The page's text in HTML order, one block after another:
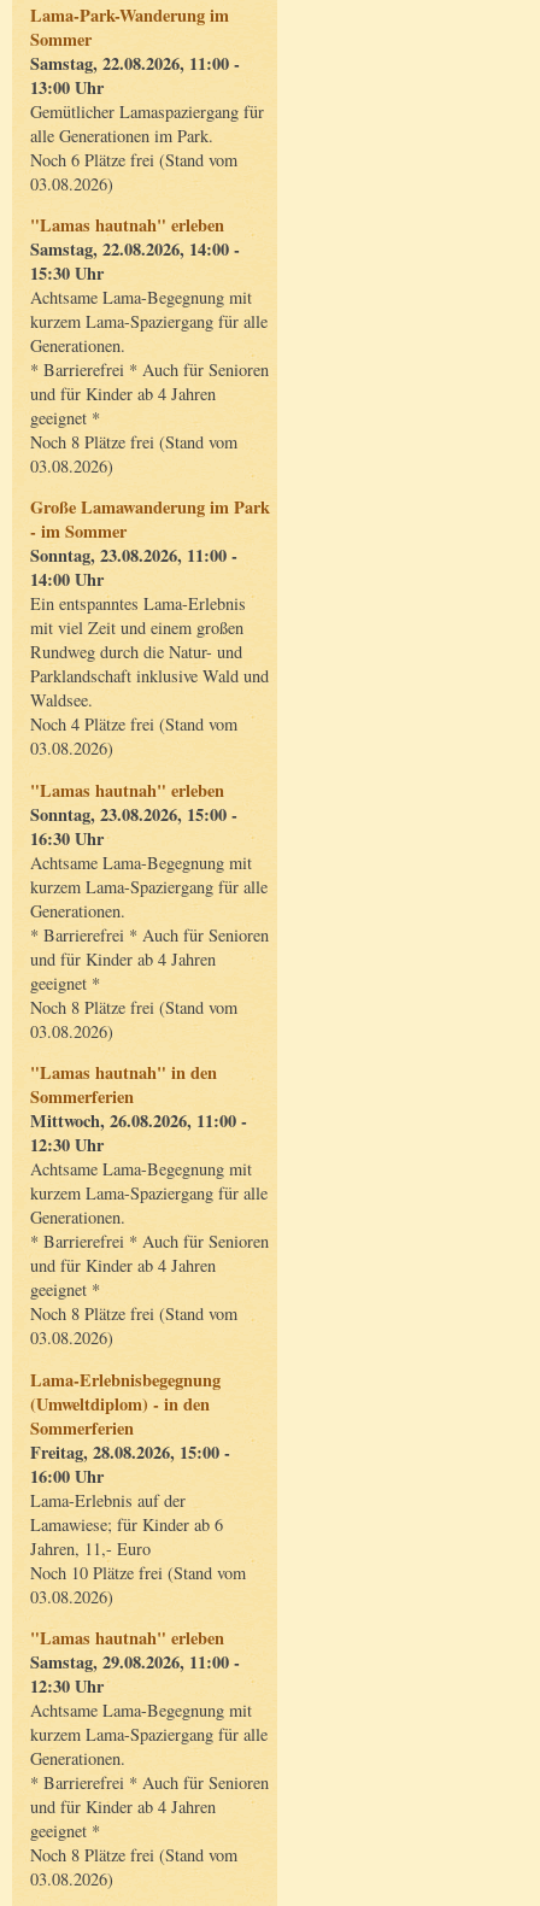
Lama-Park-Wanderung im
Sommer
Samstag, 22.08.2026, 11:00 -
13:00 Uhr
Gemütlicher Lamaspaziergang für
alle Generationen im Park.
Noch 6 Plätze frei (Stand vom
03.08.2026)
"Lamas hautnah" erleben
Samstag, 22.08.2026, 14:00 -
15:30 Uhr
Achtsame Lama-Begegnung mit
kurzem Lama-Spaziergang für alle
Generationen.
* Barrierefrei * Auch für Senioren
und für Kinder ab 4 Jahren
geeignet *
Noch 8 Plätze frei (Stand vom
03.08.2026)
Große Lamawanderung im Park
- im Sommer
Sonntag, 23.08.2026, 11:00 -
14:00 Uhr
Ein entspanntes Lama-Erlebnis
mit viel Zeit und einem großen
Rundweg durch die Natur- und
Parklandschaft inklusive Wald und
Waldsee.
Noch 4 Plätze frei (Stand vom
03.08.2026)
"Lamas hautnah" erleben
Sonntag, 23.08.2026, 15:00 -
16:30 Uhr
Achtsame Lama-Begegnung mit
kurzem Lama-Spaziergang für alle
Generationen.
* Barrierefrei * Auch für Senioren
und für Kinder ab 4 Jahren
geeignet *
Noch 8 Plätze frei (Stand vom
03.08.2026)
"Lamas hautnah" in den
Sommerferien
Mittwoch, 26.08.2026, 11:00 -
12:30 Uhr
Achtsame Lama-Begegnung mit
kurzem Lama-Spaziergang für alle
Generationen.
* Barrierefrei * Auch für Senioren
und für Kinder ab 4 Jahren
geeignet *
Noch 8 Plätze frei (Stand vom
03.08.2026)
Lama-Erlebnisbegegnung
(Umweltdiplom) - in den
Sommerferien
Freitag, 28.08.2026, 15:00 -
16:00 Uhr
Lama-Erlebnis auf der
Lamawiese; für Kinder ab 6
Jahren, 11,- Euro
Noch 10 Plätze frei (Stand vom
03.08.2026)
"Lamas hautnah" erleben
Samstag, 29.08.2026, 11:00 -
12:30 Uhr
Achtsame Lama-Begegnung mit
kurzem Lama-Spaziergang für alle
Generationen.
* Barrierefrei * Auch für Senioren
und für Kinder ab 4 Jahren
geeignet *
Noch 8 Plätze frei (Stand vom
03.08.2026)